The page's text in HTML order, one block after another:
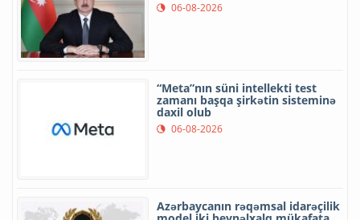
06-08-2026
“Meta”nın süni intellekti test
zamanı başqa şirkətin sisteminə
daxil olub
06-08-2026
Azərbaycanın rəqəmsal idarəçilik